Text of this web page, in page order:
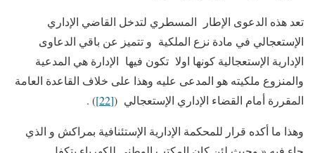
تعد هذه الدعوى الإطار المسطري لتدخل القاضي الإداري
الإستعجالي في مادة نزع الملكية و تتميز عن باقي الدعاوى
الإدارية الإستعجالية كونها اولا تكون فيها الإدارة هي المدعية
والمنزوع ملكيته هو المدعى عليه وهذا على خلاف القاعدة العامة
المقررة أمام القضاء الإداري الإستعجالي ([22]
) .
وهذا ما أكده قرار للمحكمة الإدارية الإستئنافية بمراكش و الذي